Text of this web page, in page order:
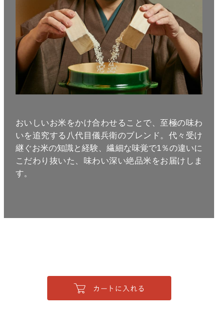
おいしいお米をかけ合わせることで、至極の味わ
いを追究する八代目儀兵衛のブレンド。代々受け
継ぐお米の知識と経験、繊細な味覚で1％の違いに
こだわり抜いた、味わい深い絶品米をお届けしま
す。